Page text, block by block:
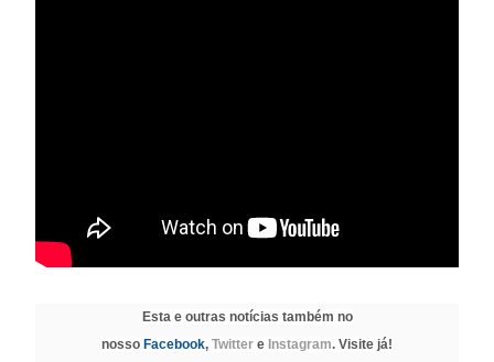
Esta e outras notícias também no
nosso Facebook, Twitter e Instagram. Visite já!